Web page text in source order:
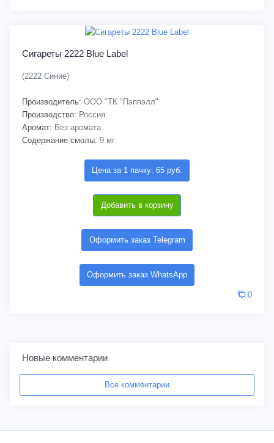
Сигареты 2222 Blue Label
(2222 Синие)
Производитель: ООО "ТК "Пэппэлл"
Производство: Россия
Аромат: Без аромата
Содержание смолы: 9 мг
Цена за 1 пачку: 65 руб.
Добавить в корзину
Оформить заказ Telegram
Оформить заказ WhatsApp
0
Новые комментарии
Все комментарии